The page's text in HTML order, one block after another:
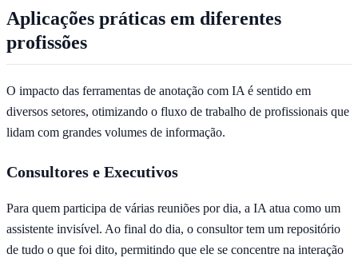
Aplicações práticas em diferentes
profissões
O impacto das ferramentas de anotação com IA é sentido em
diversos setores, otimizando o fluxo de trabalho de profissionais que
lidam com grandes volumes de informação.
Consultores e Executivos
Para quem participa de várias reuniões por dia, a IA atua como um
assistente invisível. Ao final do dia, o consultor tem um repositório
de tudo o que foi dito, permitindo que ele se concentre na interação